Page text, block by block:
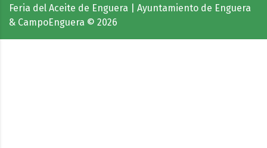
Feria del Aceite de Enguera | Ayuntamiento de Enguera
& CampoEnguera © 2026